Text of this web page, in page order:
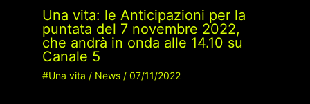
Una vita: le Anticipazioni per la
puntata del 7 novembre 2022,
che andrà in onda alle 14.10 su
Canale 5
#Una vita / News/ 07/11/2022